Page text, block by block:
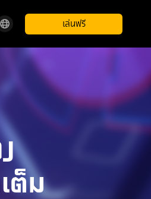
เล่นฟรี
ต็ม